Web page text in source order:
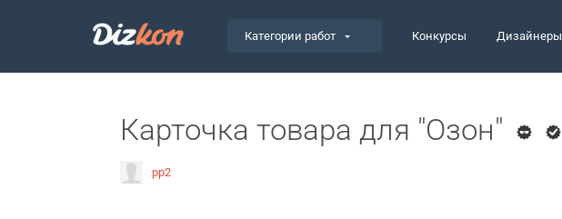
Категории работ Конкурсы Дизайнеры
Карточка товара для "Озон"
pp2